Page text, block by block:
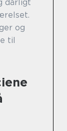
dårligt
og
til